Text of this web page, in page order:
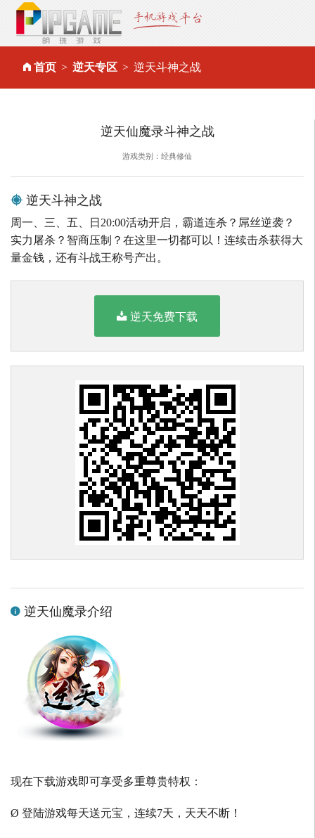
首页 逆天专区 逆天斗神之战
逆天仙魔录斗神之战
游戏类别：经典修仙
逆天斗神之战
周一、三、五、日20:00活动开启，霸道连杀？屌丝逆袭？
实力屠杀？智商压制？在这里一切都可以！连续击杀获得大
量金钱，还有斗战王称号产出。
逆天免费下载
逆天仙魔录介绍
现在下载游戏即可享受多重尊贵特权：
Ø 登陆游戏每天送元宝，连续7天，天天不断！